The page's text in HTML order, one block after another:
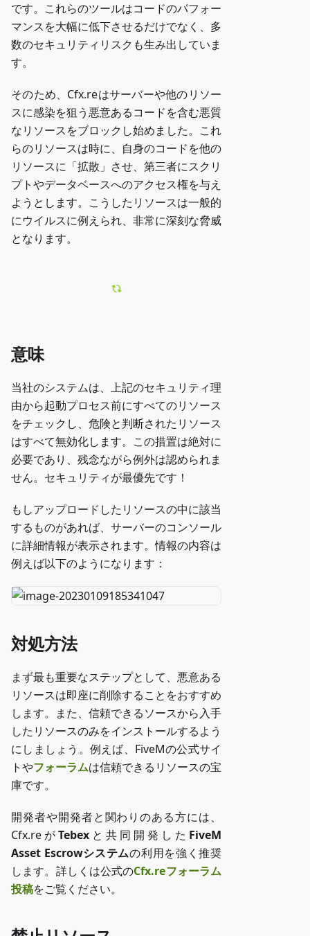
です。これらのツールはコードのパフォー
マンスを大幅に低下させるだけでなく、多
数のセキュリティリスクも生み出していま
す。
そのため、Cfx.reはサーバーや他のリソー
スに感染を狙う悪意あるコードを含む悪質
なリソースをブロックし始めました。これ
らのリソースは時に、自身のコードを他の
リソースに「拡散」させ、第三者にスクリ
プトやデータベースへのアクセス権を与え
ようとします。こうしたリソースは一般的
にウイルスに例えられ、非常に深刻な脅威
となります。
意味
当社のシステムは、上記のセキュリティ理
由から起動プロセス前にすべてのリソース
をチェックし、危険と判断されたリソース
はすべて無効化します。この措置は絶対に
必要であり、残念ながら例外は認められま
せん。セキュリティが最優先です！
もしアップロードしたリソースの中に該当
するものがあれば、サーバーのコンソール
に詳細情報が表示されます。情報の内容は
例えば以下のようになります：
対処方法
まず最も重要なステップとして、悪意ある
リソースは即座に削除することをおすすめ
します。また、信頼できるソースから入手
したリソースのみをインストールするよう
にしましょう。例えば、FiveMの公式サイ
トやフォーラムは信頼できるリソースの宝
庫です。
開発者や開発者と関わりのある方には、
Cfx.reがTebex と共同開発した FiveM
Asset Escrowシステムの利用を強く推奨
します。詳しくは公式のCfx.reフォーラム
投稿をご覧ください。